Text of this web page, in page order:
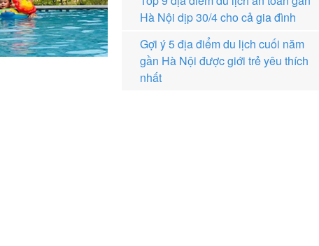
Hà Nội dịp 30/4 cho cả gia đình
Gợi ý 5 địa điểm du lịch cuối năm
gần Hà Nội được giới trẻ yêu thích
nhất